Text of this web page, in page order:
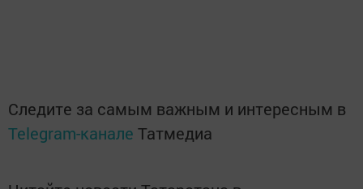
Следите за самым важным и интересным в
Telegram-канале Татмедиа